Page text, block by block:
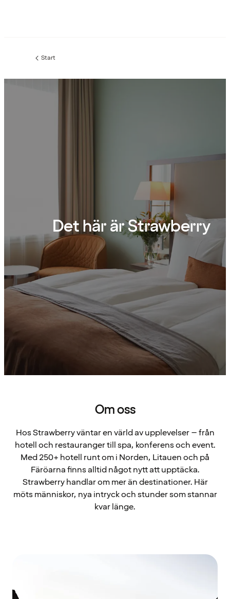
Start
Det här är Strawberry
Om oss
Hos Strawberry väntar en värld av upplevelser – från
hotell och restauranger till spa, konferens och event.
Med 250+ hotell runt om i Norden, Litauen och på
Färöarna finns alltid något nytt att upptäcka.
Strawberry handlar om mer än destinationer. Här
möts människor, nya intryck och stunder som stannar
kvar länge.